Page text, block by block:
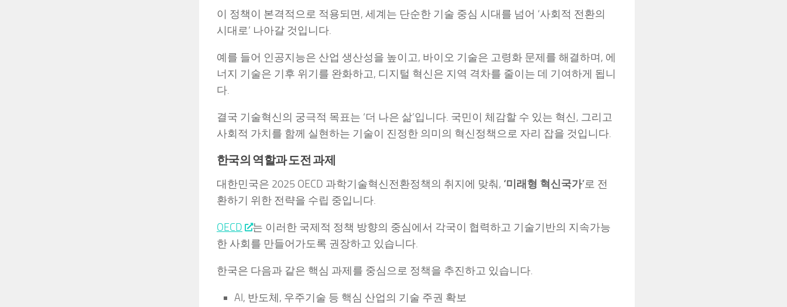
이 정책이 본격적으로 적용되면, 세계는 단순한 기술 중심 시대를 넘어 ‘사회적 전환의
시대로’ 나아갈 것입니다.
예를 들어 인공지능은 산업 생산성을 높이고, 바이오 기술은 고령화 문제를 해결하며, 에
너지 기술은 기후 위기를 완화하고, 디지털 혁신은 지역 격차를 줄이는 데 기여하게 됩니
다.
결국 기술혁신의 궁극적 목표는 ‘더 나은 삶’입니다. 국민이 체감할 수 있는 혁신, 그리고
사회적 가치를 함께 실현하는 기술이 진정한 의미의 혁신정책으로 자리 잡을 것입니다.
한국의 역할과 도전 과제
대한민국은 2025 OECD 과학기술혁신전환정책의 취지에 맞춰, ‘미래형 혁신국가’로 전
환하기 위한 전략을 수립 중입니다.
OECD
는 이러한 국제적 정책 방향의 중심에서 각국이 협력하고 기술기반의 지속가능
한 사회를 만들어가도록 권장하고 있습니다.
한국은 다음과 같은 핵심 과제를 중심으로 정책을 추진하고 있습니다.
AI, 반도체, 우주기술 등 핵심 산업의 기술 주권 확보